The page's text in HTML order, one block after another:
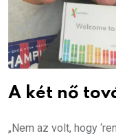
A két nő
„Nem az volt, hogy